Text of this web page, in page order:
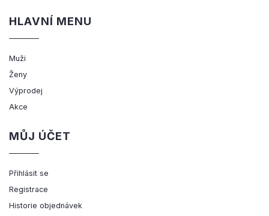
HLAVNÍ MENU
Muži
Ženy
Výprodej
Akce
MŮJ ÚČET
Přihlásit se
Registrace
Historie objednávek